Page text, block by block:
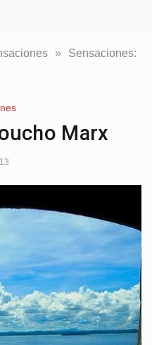
»
Sensaciones:
Marx